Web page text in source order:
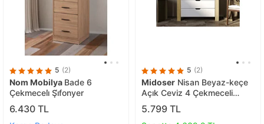
5 (2)
Nom Mobilya Bade 6
Çekmeceli̇ Şi̇fonyer
6.430 TL
5 (2)
Midoser Nisan Beyaz-keçe
Açık Ceviz 4 Çekmeceli
Şifonyer
5.799 TL